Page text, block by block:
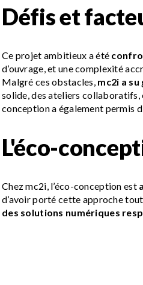
Défis et
Ce projet ambitieux a été
d’ouvrage, et une complexité
Malgré ces obstacles, mc2i a
solide, des ateliers collaboratifs,
conception a également permis
L'éco-
Chez mc2i, l’éco-conception est
d’avoir porté cette approche
des solutions numériques